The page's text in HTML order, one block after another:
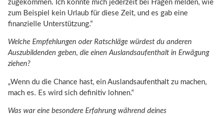
zugekommen. Ich konnte mich jederzeit bei Fragen melden, wie
zum Beispiel kein Urlaub für diese Zeit, und es gab eine
finanzielle Unterstützung.“
Welche Empfehlungen oder Ratschläge würdest du anderen
Auszubildenden geben, die einen Auslandsaufenthalt in Erwägung
ziehen?
„Wenn du die Chance hast, ein Auslandsaufenthalt zu machen,
mach es. Es wird sich definitiv lohnen.“
Was war eine besondere Erfahrung während deines